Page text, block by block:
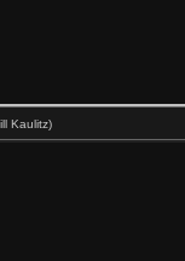
Kaulitz)